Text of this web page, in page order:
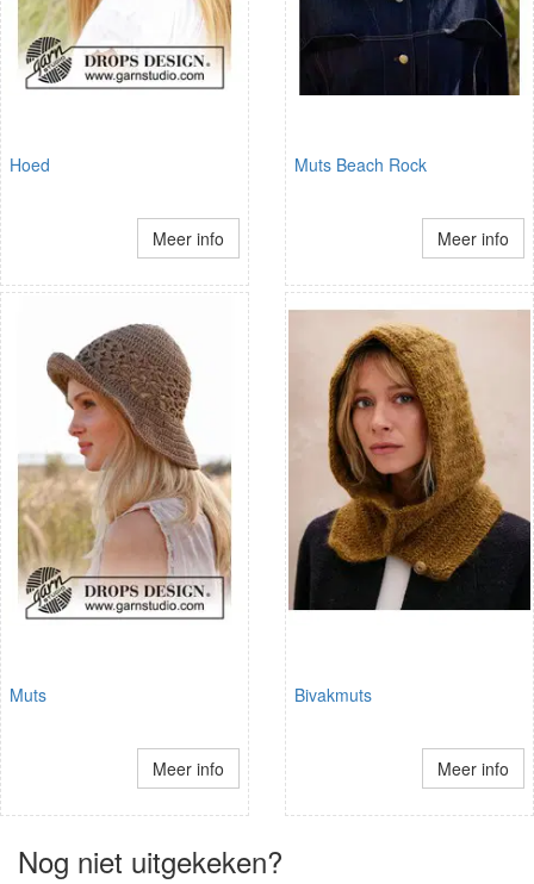
Hoed
Meer info
Muts Beach Rock
Meer info
Muts
Meer info
Bivakmuts
Meer info
Nog niet uitgekeken?